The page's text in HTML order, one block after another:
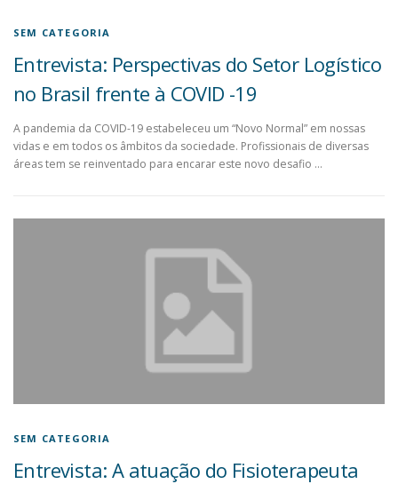
SEM CATEGORIA
Entrevista: Perspectivas do Setor Logístico
no Brasil frente à COVID -19
A pandemia da COVID-19 estabeleceu um “Novo Normal” em nossas
vidas e em todos os âmbitos da sociedade. Profissionais de diversas
áreas tem se reinventado para encarar este novo desafio …
SEM CATEGORIA
Entrevista: A atuação do Fisioterapeuta